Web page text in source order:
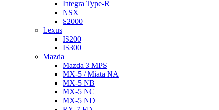
Integra Type-R
NSX
S2000
Lexus
IS200
IS300
Mazda
Mazda 3 MPS
MX-5 / Miata NA
MX-5 NB
MX-5 NC
MX-5 ND